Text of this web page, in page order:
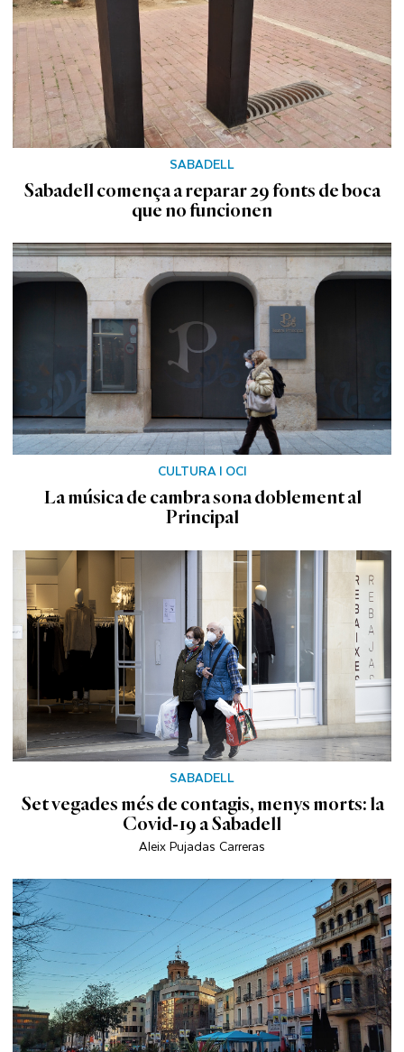
SABADELL
Sabadell comença a reparar 29 fonts de boca
que no funcionen
CULTURA I OCI
La música de cambra sona doblement al
Principal
SABADELL
Set vegades més de contagis, menys morts: la
Covid-19 a Sabadell
Aleix Pujadas Carreras